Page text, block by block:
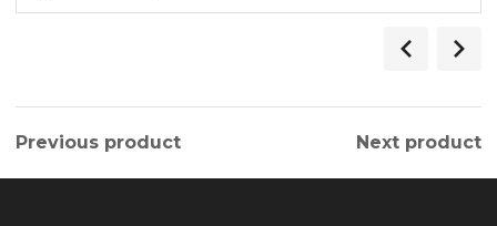
Previous product Next product